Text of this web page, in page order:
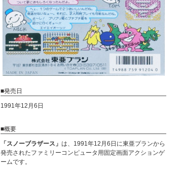
■発売日
1991年12月6日
■概要
「スノーブラザース」 は、1991年12月6日に東亜プランから
発売されたファミリーコンピュータ用固定画面アクションゲ
ームです。